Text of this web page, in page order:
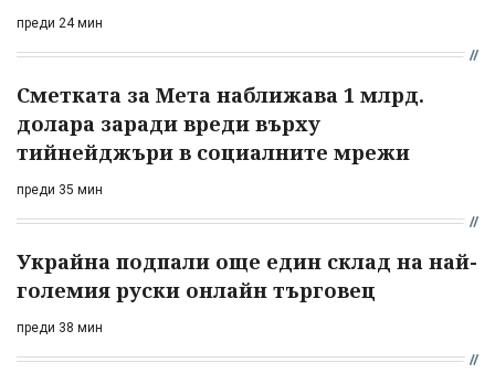
преди 24 мин
Сметката за Мета наближава 1 млрд.
долара заради вреди върху
тийнейджъри в социалните мрежи
преди 35 мин
Украйна подпали още един склад на най-
големия руски онлайн търговец
преди 38 мин